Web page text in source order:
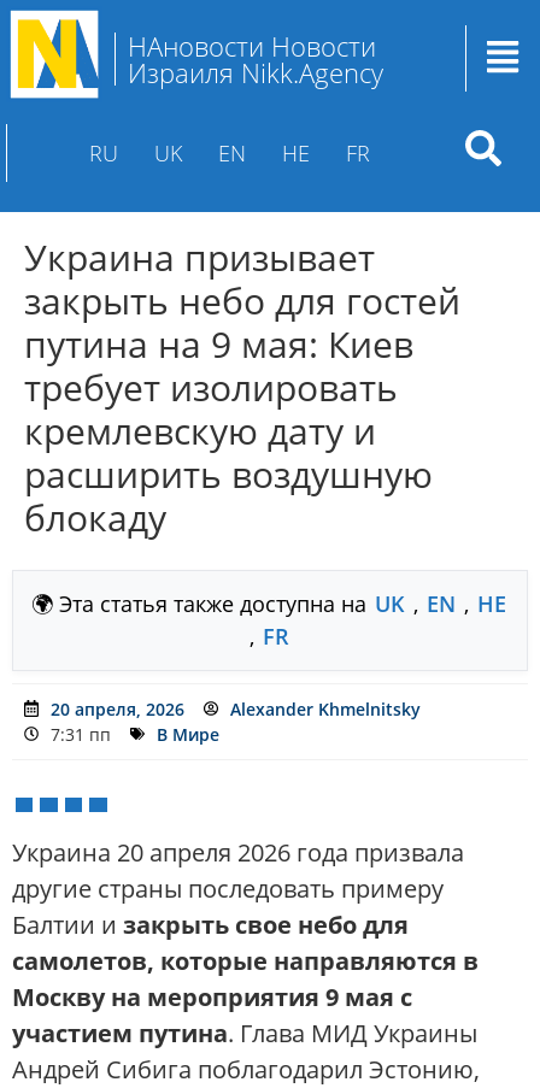
НАновости Новости
Израиля Nikk.Agency
RU UK EN HE FR
Украина призывает
закрыть небо для гостей
путина на 9 мая: Киев
требует изолировать
кремлевскую дату и
расширить воздушную
блокаду
🌍 Эта статья также доступна на UK , EN , HE
, FR
20 апреля, 2026
Alexander Khmelnitsky
7:31 пп
В Мире
Украина 20 апреля 2026 года призвала
другие страны последовать примеру
Балтии и закрыть свое небо для
самолетов, которые направляются в
Москву на мероприятия 9 мая с
участием путина. Глава МИД Украины
Андрей Сибига поблагодарил Эстонию,